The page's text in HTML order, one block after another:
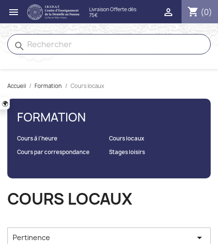
🌍
 shopping_cart (0)

search
Accueil Formation Cours locaux
FORMATION
Cours à l'heure
Cours locaux
Cours par correspondance
Stages loisirs
COURS LOCAUX
Pertinence 